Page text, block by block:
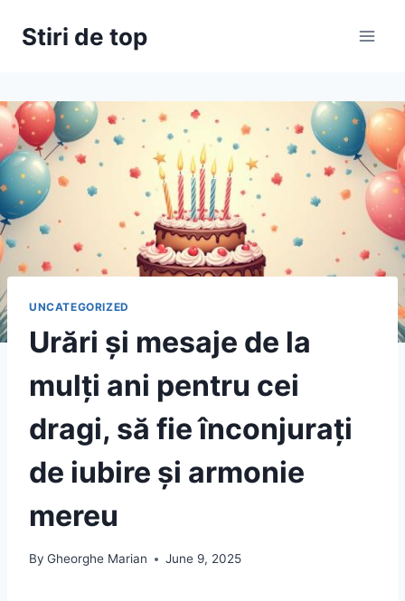
Stiri de top
UNCATEGORIZED
Urări și mesaje de la
mulți ani pentru cei
dragi, să fie înconjurați
de iubire și armonie
mereu
By Gheorghe Marian June 9, 2025